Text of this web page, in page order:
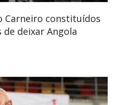
Carneiro constituídos
deixar Angola